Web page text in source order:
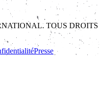
TOUS DROITS
Presse